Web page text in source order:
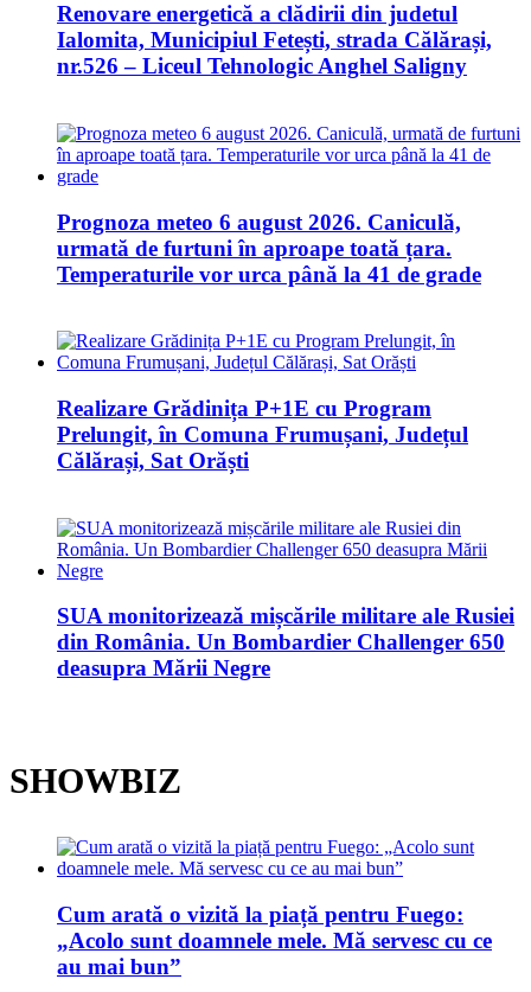
Renovare energetică a clădirii din judetul
Ialomita, Municipiul Fetești, strada Călărași,
nr.526 – Liceul Tehnologic Anghel Saligny
Prognoza meteo 6 august 2026. Caniculă,
urmată de furtuni în aproape toată țara.
Temperaturile vor urca până la 41 de grade
Realizare Grădinița P+1E cu Program
Prelungit, în Comuna Frumușani, Județul
Călărași, Sat Orăști
SUA monitorizează mișcările militare ale Rusiei
din România. Un Bombardier Challenger 650
deasupra Mării Negre
SHOWBIZ
Cum arată o vizită la piață pentru Fuego:
„Acolo sunt doamnele mele. Mă servesc cu ce
au mai bun”